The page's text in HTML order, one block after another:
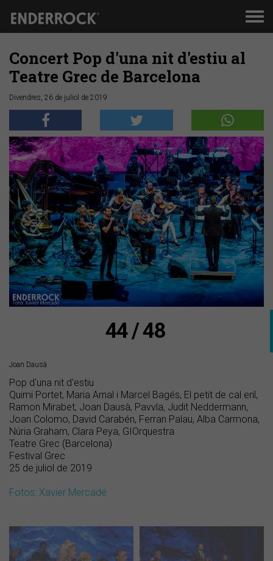
Concert Pop d'una nit d'estiu al
Teatre Grec de Barcelona
Divendres, 26 de juliol de 2019
Anterior
44 / 48
Joan Dausà
Pop d'una nit d'estiu
Quimi Portet, Maria Arnal i Marcel Bagés, El petit de cal eril,
Ramon Mirabet, Joan Dausà, Pavvla, Judit Neddermann,
Joan Colomo, David Carabén, Ferran Palau, Alba Carmona,
Núria Graham, Clara Peya, GIOrquestra
Teatre Grec (Barcelona)
Festival Grec
25 de juliol de 2019
Fotos: Xavier Mercadé